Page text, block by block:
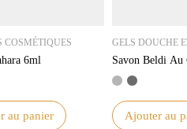
COSMÉTIQUES
6ml
au panier
GELS DOUCHE
Savon Beldi Au
Ajouter au